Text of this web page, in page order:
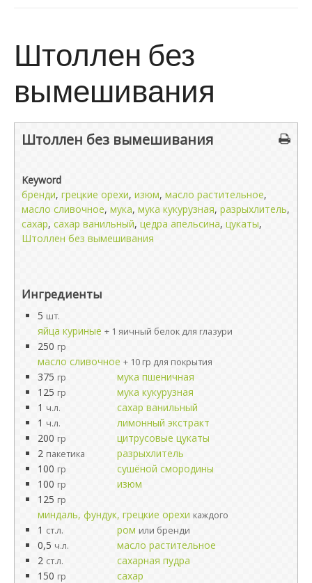
Штоллен без
вымешивания
Штоллен без вымешивания
Keyword
бренди, грецкие орехи, изюм, масло растительное,
масло сливочное, мука, мука кукурузная, разрыхлитель,
сахар, сахар ванильный, цедра апельсина, цукаты,
Штоллен без вымешивания
Ингредиенты
5 шт.
яйца куриные + 1 яичный белок для глазури
250 гр
масло сливочное + 10 гр для покрытия
375 гр
мука пшеничная
125 гр
мука кукурузная
1 ч.л.
сахар ванильный
1 ч.л.
лимонный экстракт
200 гр
цитрусовые цукаты
2 пакетика
разрыхлитель
100 гр
сушёной смородины
100 гр
изюм
125 гр
миндаль, фундук, грецкие орехи каждого
1 ст.л. ром или бренди
0,5 ч.л.
масло растительное
2 ст.л.
сахарная пудра
150 гр
сахар